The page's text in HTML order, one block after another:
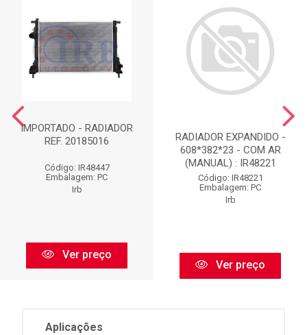
IMPORTADO - RADIADOR
REF. 20185016
Código: IR48447
Embalagem: PC
Irb
Ver preço
RADIADOR EXPANDIDO -
608*382*23 - COM AR
(MANUAL) : IR48221
Código: IR48221
Embalagem: PC
Irb
Ver preço
Aplicações